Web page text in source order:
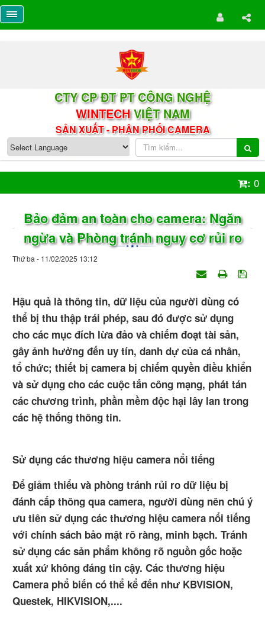
CTY CP ĐT PT CÔNG NGHỆ
WINTECHVIỆT NAM
SẢN XUẤT - PHÂN PHỐI CAMERA
: 0
Bảo đảm an toàn cho camera: Ngăn
ngừa và Phòng tránh nguy cơ rủi ro
Thứ ba - 11/02/2025 13:12
Hậu quả là thông tin, dữ liệu của người dùng có
thể bị thu thập trái phép, sau đó được sử dụng
cho các mục đích lừa đảo và chiếm đoạt tài sản,
gây ảnh hưởng đến uy tín, danh dự của cá nhân,
tổ chức; thiết bị camera bị chiếm quyền điều khiển
và sử dụng cho các cuộc tấn công mạng, phát tán
các chương trình, phần mềm độc hại lây lan trong
các hệ thống thông tin.
Sử dụng các thương hiệu camera nổi tiếng
Để giảm thiểu và phòng tránh rủi ro dữ liệu bị
đánh cắp thông qua camera, người dùng nên chú ý
ưu tiên sử dụng các thương hiệu camera nổi tiếng
với chính sách bảo mật rõ ràng, minh bạch. Tránh
sử dụng các sản phẩm không rõ nguồn gốc hoặc
xuất xứ không đáng tin cậy. Các thương hiệu
Camera phổ biến có thể kể đến như KBVISION,
Questek, HIKVISION,....